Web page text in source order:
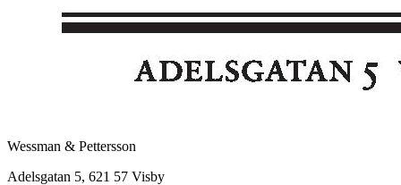
Wessman & Pettersson
Adelsgatan 5, 621 57 Visby